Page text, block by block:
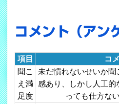
コメント（アン
項目
コ
聞こ
え満
足度
未だ慣れないせいか
感あり、しかし人工
っても仕方な